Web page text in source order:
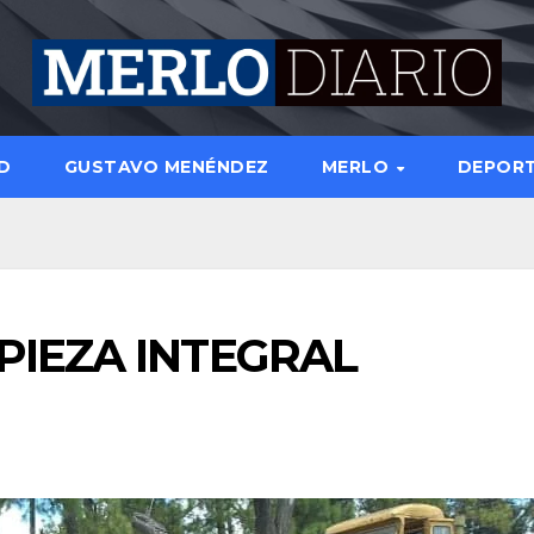
GUSTAVO MENÉNDEZ MERLO
INTEGRAL